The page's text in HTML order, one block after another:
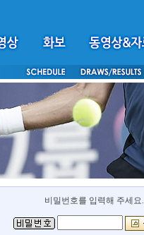
비밀번호를 입력해 주세요.